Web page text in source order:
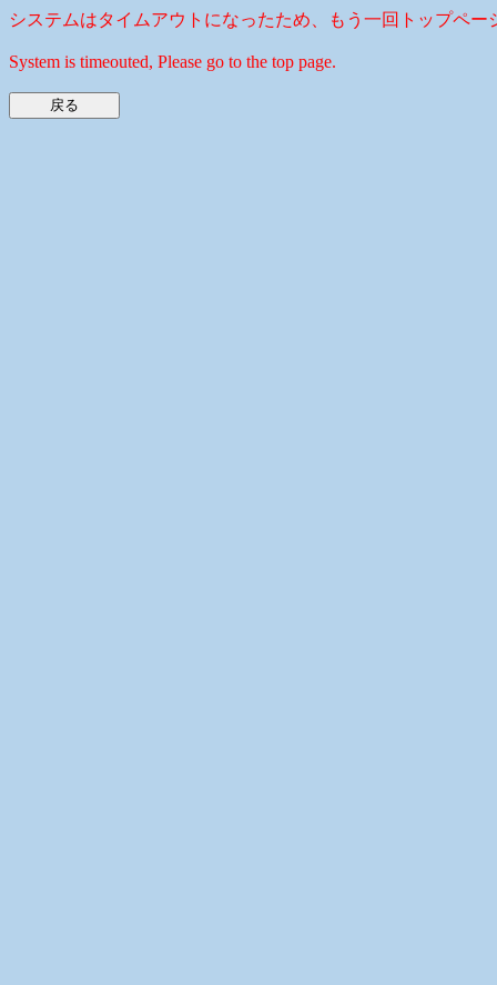
システムはタイムアウトになったため、もう一回トップペー
System is timeouted, Please go to the top page.